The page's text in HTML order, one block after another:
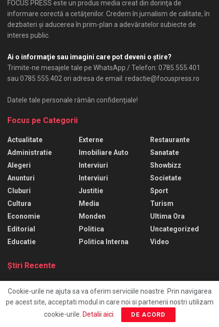
FOCUS PRESS este un produs media creat din dorinţa de
informare corectă a cetăţenilor. Credem în jurnalism de calitate, în
dezbateri şi aducerea în prim-plan a adevăratelor subiecte de
interes public.
Ai o informaţie sau imagini care pot deveni o ştire?
Trimite-ne mesajele tale pe WhatsApp / Telefon: 0785.555.401
sau 0785.555.402 ori adresa de email: redactie@focuspress.ro
Datele tale personale rămân confidenţiale!
Focus pe Categorii
Actualitate
Administratie
Alegeri
Anunturi
Cluburi
Cultura
Economie
Editorial
Educatie
Externe
Imobiliare Auto
Interviuri
Interviuri
Justitie
Media
Monden
Politica
Politica Interna
Restaurante
Sanatate
Showbizz
Societate
Sport
Turism
Ultima Ora
Uncategorized
Video
Ştiri Recente
tânără a fost lovită de tren în Mangalia
8 AUGUST, 2026
Cookie-urile ne ajuta sa va oferim serviciile noastre. Prin navigarea
pe acest site, acceptati modul in care noi si partenerii nostri utilizam
cookie-urile. Detalii aici DE ACORD